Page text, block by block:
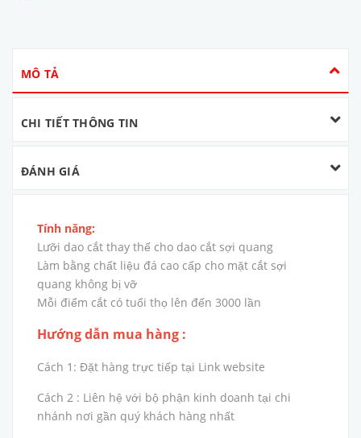
MÔ TẢ
CHI TIẾT THÔNG TIN
ĐÁNH GIÁ
Tính năng:
Lưỡi dao cắt thay thế cho dao cắt sợi quang
Làm bằng chất liệu đá cao cấp cho mặt cắt sợi
quang không bị vỡ
Mỗi điểm cắt có tuổi thọ lên đến 3000 lần
Hướng dẫn mua hàng :
Cách 1: Đặt hàng trực tiếp tại Link website
Cách 2 : Liên hệ với bộ phận kinh doanh tại chi
nhánh nơi gần quý khách hàng nhất